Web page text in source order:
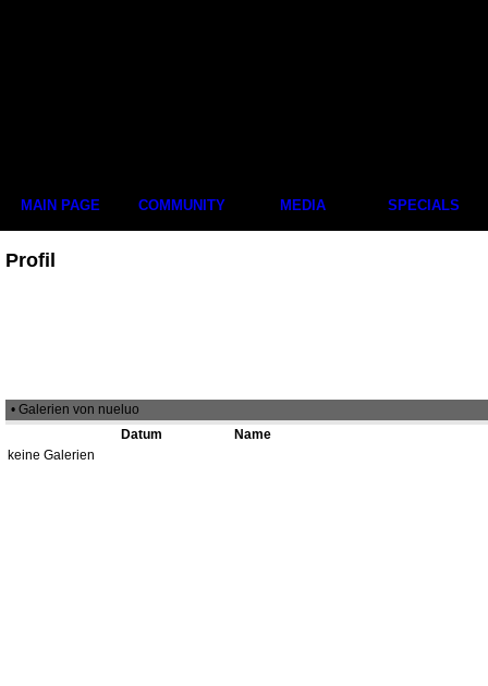
MAIN PAGE COMMUNITY MEDIA SPECIALS
Profil
• Galerien von nueluo
Datum
Name
keine Galerien